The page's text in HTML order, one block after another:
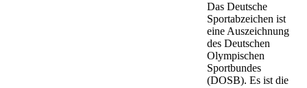
Das Deutsche
Sportabzeichen ist
eine Auszeichnung
des Deutschen
Olympischen
Sportbundes
(DOSB). Es ist die